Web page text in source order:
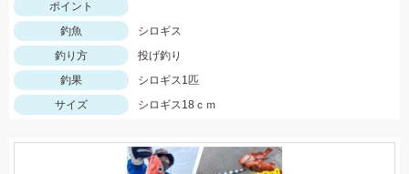
ポイント
釣魚
シロギス
釣り方
投げ釣り
釣果
シロギス1匹
サイズ
シロギス18ｃｍ